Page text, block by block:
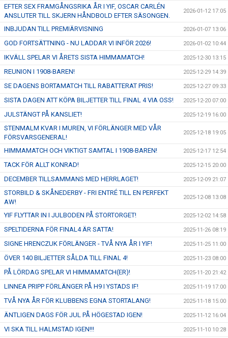
EFTER SEX FRAMGÅNGSRIKA ÅR I YIF, OSCAR CARLÉN
ANSLUTER TILL SKJERN HÅNDBOLD EFTER SÄSONGEN.
2026-01-12 17:05
INBJUDAN TILL PREMIÄRVISNING 2026-01-07 13:06
GOD FORTSÄTTNING - NU LADDAR VI INFÖR 2026! 2026-01-02 10:44
IKVÄLL SPELAR VI ÅRETS SISTA HIMMAMATCH! 2025-12-30 13:15
REUNION I 1908-BAREN! 2025-12-29 14:39
SE DAGENS BORTAMATCH TILL RABATTERAT PRIS! 2025-12-27 09:33
SISTA DAGEN ATT KÖPA BILJETTER TILL FINAL 4 VIA OSS! 2025-12-20 07:00
JULSTÄNGT PÅ KANSLIET! 2025-12-19 16:00
STENMALM KVAR I MUREN, VI FÖRLÄNGER MED VÅR
FÖRSVARSGENERAL!
2025-12-18 19:05
HIMMAMATCH OCH VIKTIGT SAMTAL I 1908-BAREN! 2025-12-17 12:54
TACK FÖR ALLT KONRAD! 2025-12-15 20:00
DECEMBER TILLSAMMANS MED HERRLAGET! 2025-12-09 21:07
STORBILD & SKÅNEDERBY - FRI ENTRÉ TILL EN PERFEKT
AW!
2025-12-08 13:08
YIF FLYTTAR IN I JULBODEN PÅ STORTORGET! 2025-12-02 14:58
SPELTIDERNA FÖR FINAL4 ÄR SATTA! 2025-11-26 08:19
SIGNE HRENCZUK FÖRLÄNGER - TVÅ NYA ÅR I YIF! 2025-11-25 11:00
ÖVER 140 BILJETTER SÅLDA TILL FINAL 4! 2025-11-23 08:00
PÅ LÖRDAG SPELAR VI HIMMAMATCH(ER)! 2025-11-20 21:42
LINNEA PRIPP FÖRLÄNGER PÅ H9 I YSTADS IF! 2025-11-19 17:00
TVÅ NYA ÅR FÖR KLUBBENS EGNA STORTALANG! 2025-11-18 15:00
ÄNTLIGEN DAGS FÖR JUL PÅ HÖGESTAD IGEN! 2025-11-12 16:04
VI SKA TILL HALMSTAD IGEN!!! 2025-11-10 10:28